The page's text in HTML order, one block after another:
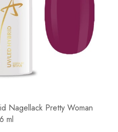
Nagellack Pretty Woman
ml